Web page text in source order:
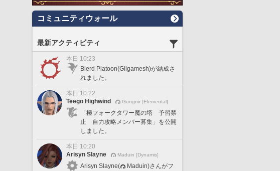
コミュニティウォール
最新アクティビティ
本日 10:23
Blerd Platoon(Gilgamesh)が結成さ
れました。
本日 10:22
Teego Highwind
Gungnir [Elemental]
「極フォークタワー魔の塔 予習禁
止 自力攻略メンバー募集」を公開
しました。
本日 10:20
Arisyn Slayne
Maduin [Dynamis]
Arisyn Slayne(
Maduin)さんがフ